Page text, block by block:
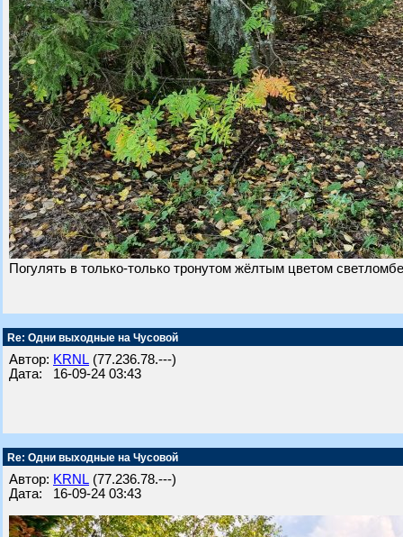
Погулять в только-только тронутом жёлтым цветом
Re: Одни выходные на Чусовой
Автор: KRNL (77.236.78.---)
Дата: 16-09-24 03:43
Re: Одни выходные на Чусовой
Автор: KRNL (77.236.78.---)
Дата: 16-09-24 03:43